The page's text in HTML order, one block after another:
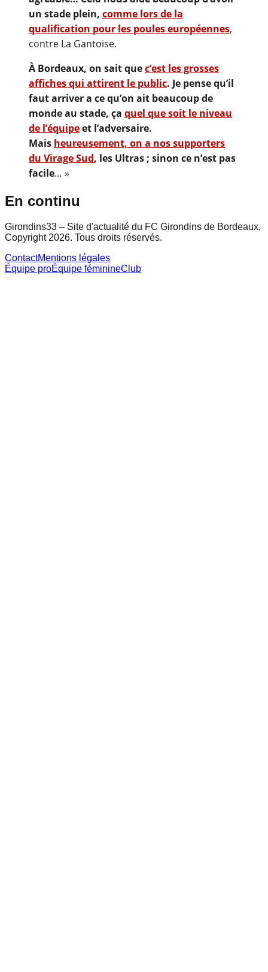
un stade plein, comme lors de la
qualification pour les poules européennes,
contre La Gantoise.
À Bordeaux, on sait quec’est les grosses
affiches qui attirent le public. Je pense qu’il
faut arriver a ce qu’on ait beaucoup de
monde au stade, ça quel que soit le niveau
de l’équipeet l’adversaire.
Mais heureusement, on a nos supporters
du Virage Sud, les Ultras ; sinon ce n’est pas
facile… »
En continu
Girondins33 – Site d'actualité du FC Girondins de Bordeaux,
Copyright 2026. Tous droits réservés.
ContactMentions légales
Équipe proÉquipe féminineClub